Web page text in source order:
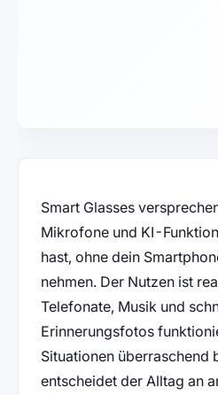
Smart Glasses
Mikrofone und KI-
hast, ohne dein
nehmen. Der Nutzen ist
Telefonate, Musik und
Erinnerungsfotos
Situationen überraschend
entscheidet der Alltag an